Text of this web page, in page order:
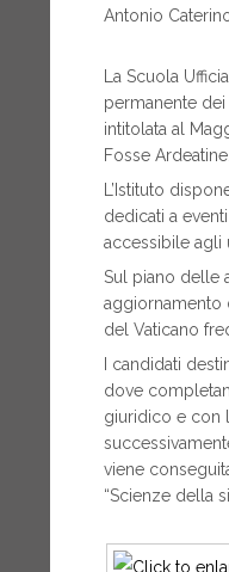
Antonio
La Scuola
permanente dei
intitolata al
Fosse Ardeatine.
L’Istituto
dedicati a
accessibile agli
Sul piano delle
aggiornamento
del Vaticano
I candidati
dove
giuridico e con
viene
“Scienze della